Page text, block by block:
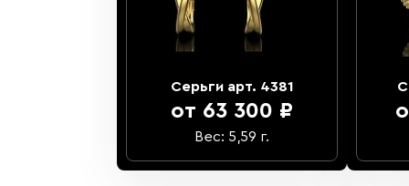
Серьги арт. 4381
от 63 300 ₽
Вес: 5,59 г.